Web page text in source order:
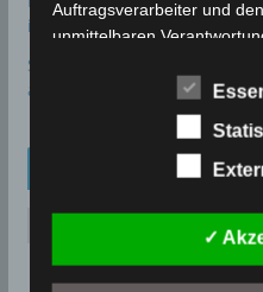
inspiziert, Zeitplan unter
Sidi Bou Said wurde offiziell
aufgenommen
28. Juli 2026
Auftragsverarbeiter und
unmittelbaren
personenbezogenen Daten
k) Einwilligung
Einwilligung ist jede von
unmissverständlich
Form einer Erklärung oder
bestätigenden Handlung,
✓